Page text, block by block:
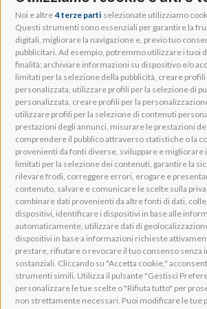
Noi e altre 4 terze parti selezionate utilizziamo
Questi strumenti sono essenziali per garantire la
digitali, migliorare la navigazione e, previo tuo
pubblicitari. Ad esempio, potremmo utilizzare i tuoi
finalità: archiviare informazioni su dispositivo e/o
limitati per la selezione della pubblicità, creare profili
personalizzata, utilizzare profili per la selezione di
personalizzata, creare profili per la
utilizzare profili per la selezione di contenuti
prestazioni degli annunci, misurare le prestazioni
comprendere il pubblico attraverso statistiche o la
provenienti da fonti diverse, sviluppare e migliorare
limitati per la selezione dei contenuti, garantire la
rilevare frodi, correggere errori, erogare e
contenuto, salvare e comunicare le scelte sulla
combinare dati provenienti da altre fonti di dati,
dispositivi, identificare i dispositivi in base alle
automaticamente, utilizzare dati di
dispositivi in base a informazioni richieste
prestare, rifiutare o revocare il tuo consenso
sostanziali. Cliccando su "Accetta cookie,"
strumenti simili. Utilizza il pulsante "Gestisci
personalizzare le tue scelte o "Rifiuta tutto" per
non strettamente necessari. Puoi modificare le tue
Adeo Group S.r.l.
Via della Zarga, 50
Lavis, 38015 TN, Italy
Tel: +39 0461 248211
P.IVA: IT01262500224
PEC: pec@pec.adeogroup.it
SDI: T04ZHR3
info@adeogroup.it
Adeo ProAV
Adeo HomeAV
Adeo Screen
Screen Research
Adeum Cinema Suite